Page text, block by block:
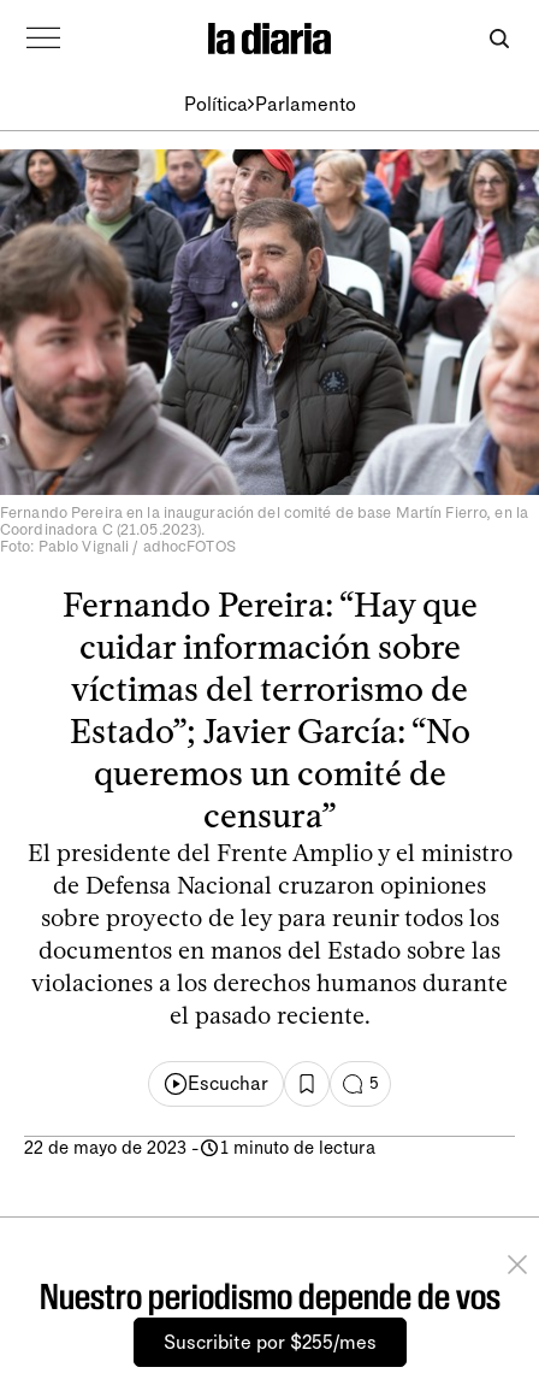
Política Parlamento
Fernando Pereira en la inauguración del comité de base Martín Fierro, en la
Coordinadora C (21.05.2023).
Foto: Pablo Vignali / adhocFOTOS
Fernando Pereira: “Hay que
cuidar información sobre
víctimas del terrorismo de
Estado”; Javier García: “No
queremos un comité de
censura”
El presidente del Frente Amplio y el ministro
de Defensa Nacional cruzaron opiniones
sobre proyecto de ley para reunir todos los
documentos en manos del Estado sobre las
violaciones a los derechos humanos durante
el pasado reciente.
Escuchar 5
22 de mayo de 2023 - 1 minuto de lectura
Nuestro periodismo depende de vos
Suscribite por $255/mes